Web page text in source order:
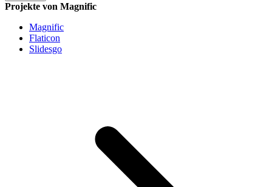
Projekte von Magnific
Magnific
Flaticon
Slidesgo